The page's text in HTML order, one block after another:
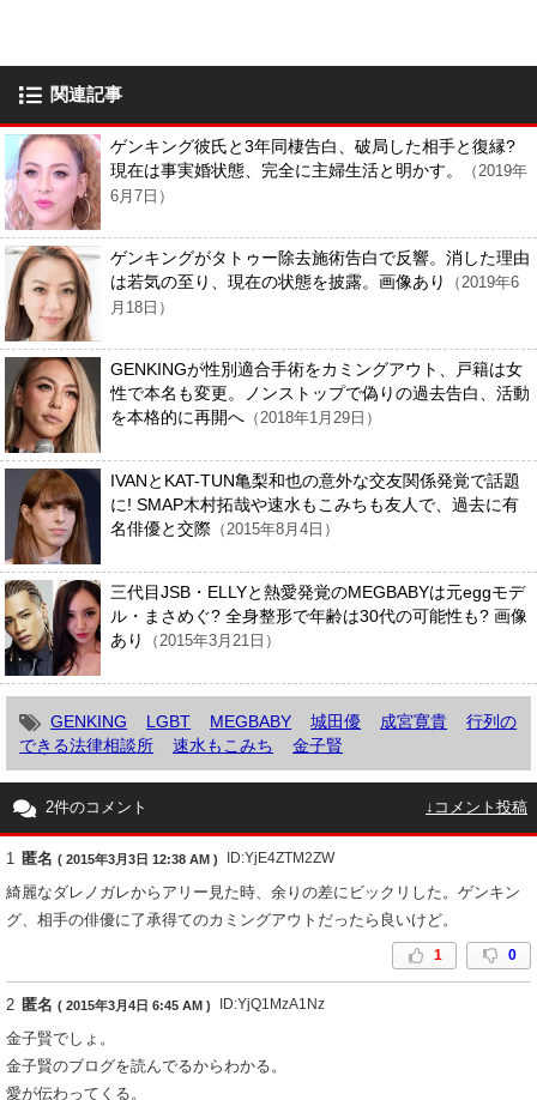
関連記事
ゲンキング彼氏と3年同棲告白、破局した相手と復縁?
現在は事実婚状態、完全に主婦生活と明かす。
（2019年
6月7日）
ゲンキングがタトゥー除去施術告白で反響。消した理由
は若気の至り、現在の状態を披露。画像あり
（2019年6
月18日）
GENKINGが性別適合手術をカミングアウト、戸籍は女
性で本名も変更。ノンストップで偽りの過去告白、活動
を本格的に再開へ （2018年1月29日）
IVANとKAT-TUN亀梨和也の意外な交友関係発覚で話題
に! SMAP木村拓哉や速水もこみちも友人で、過去に有
名俳優と交際 （2015年8月4日）
三代目JSB・ELLYと熱愛発覚のMEGBABYは元eggモデ
ル・まさめぐ? 全身整形で年齢は30代の可能性も? 画像
あり
（2015年3月21日）
GENKING LGBT MEGBABY 城田優 成宮寛貴
行列の
できる法律相談所
速水もこみち 金子賢
2件のコメント ↓コメント投稿
1 匿名 ( 2015年3月3日 12:38 AM ) ID:YjE4ZTM2ZW
綺麗なダレノガレからアリー見た時、余りの差にビックリした。ゲンキン
グ、相手の俳優に了承得てのカミングアウトだったら良いけど。
1 0
2 匿名 ( 2015年3月4日 6:45 AM ) ID:YjQ1MzA1Nz
金子賢でしょ。
金子賢のブログを読んでるからわかる。
愛が伝わってくる。